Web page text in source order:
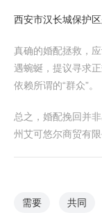
西安市汉长城保护
真确的婚配拯救，
遇蜿蜒，提议寻求
依赖所谓的“群众”。
总之，婚配挽回并
州艾可悠尔商贸有
需要 共同